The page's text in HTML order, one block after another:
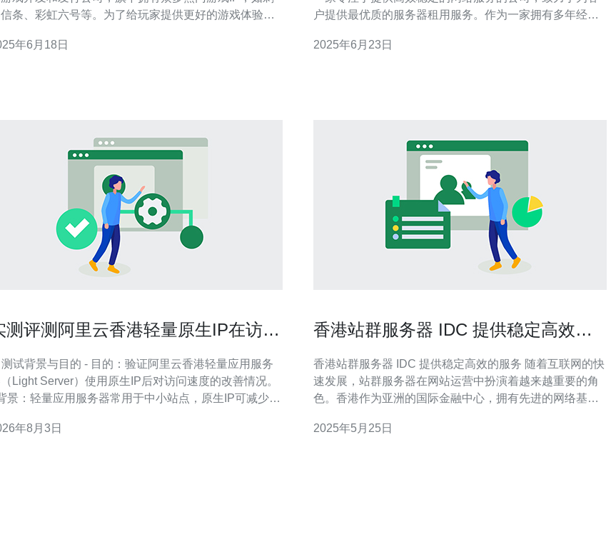
条、彩虹六号等。为了给玩家提供更好的游戏体验，
游戏。 登录香港服务器可以带来多重优势。首
年6月18日
户提供最优质的服务器租用服务。作为一家拥有多年经验
供卓越的网络体验。 爹4香港服务器致力于为客户提供高
2025年6月23日
测评测阿里云香港轻量原生IP在访问
测试背景与目的 - 目的：验证阿里云香港轻量应用服务
Light Server）使用原生IP后对访问速度的改善情况。
景：轻量应用服务器常用于中小站点，原生IP可减少
HTTP TTFB、下载速率与稳定性。 - 关联技术：涉及
年8月3日
香港站群服务器 IDC 提供稳定高效的
香港站群服务器 IDC 提供稳定高效的服务 随着互联网的快
速发展，站群服务器在网站运营中扮演着越来越重要的角
色。香港作为亚洲的国际金融中心，拥有先进的网络基础
保障。香港站群服务器IDC机房以其稳定高效的服务而闻
2025年5月25日